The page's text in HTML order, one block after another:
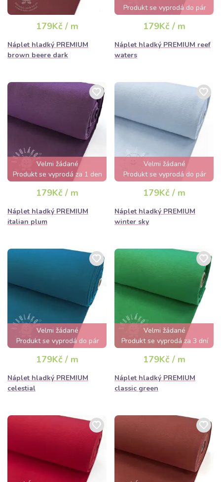
179Kč / m
Náplet hladký PREMIUM
brown beere dark
Produkt se vyprodá do pár
hodin
179Kč / m
Náplet hladký PREMIUM reef
waters
Velmi žádané
Produkt se vyprodá za 1 den
179Kč / m
Náplet hladký PREMIUM
italian plum
Velmi žádané
Produkt se vyprodá do pár
hodin
179Kč / m
Náplet hladký PREMIUM
winter sky
Velmi žádané
Produkt se vyprodá do pár
hodin
179Kč / m
Náplet hladký PREMIUM
celestial
Velmi žádané
Produkt se vyprodá za 3 dní
179Kč / m
Náplet hladký PREMIUM
classic green